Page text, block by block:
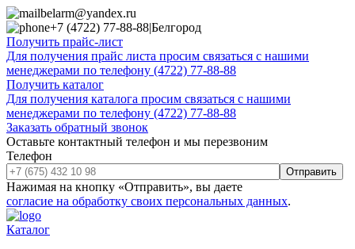
belarm@yandex.ru
+7 (4722) 77-88-88|Белгород
Получить прайс-лист
Для получения прайс листа просим связаться с нашими
менеджерами по телефону (4722) 77-88-88
Получить каталог
Для получения каталога просим связаться с нашими
менеджерами по телефону (4722) 77-88-88
Заказать обратный звонок
Оставьте контактный телефон и мы перезвоним
Телефон
Отправить
Нажимая на кнопку «Отправить», вы даете
согласие на обработку своих персональных данных.
Каталог